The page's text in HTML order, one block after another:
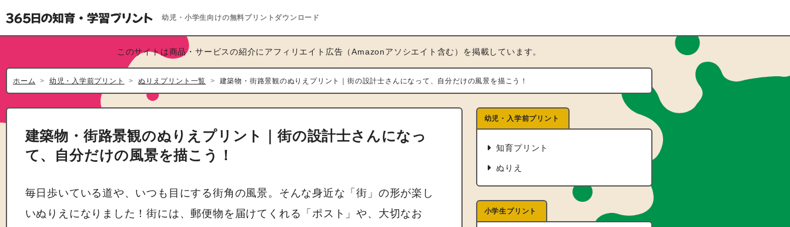
幼児・小学生向けの無料プリントダウンロード
このサイトは商品・サービスの紹介にアフィリエイト広告（Amazonアソシエイト含む）を掲載しています。
ホーム 幼児・入学前プリント ぬりえプリント一覧 建築物・街路景観のぬりえプリント｜街の設計士さんになって、自分だけの風景を描こう！
建築物・街路景観のぬりえプリント｜街の設計士さんになっ
て、自分だけの風景を描こう！
毎日歩いている道や、いつも目にする街角の風景。そんな身近な「街」の形が楽し
いぬりえになりました！街には、郵便物を届けてくれる「ポスト」や、大切なお
幼児・入学前プリント
知育プリント
ぬりえ
小学生プリント